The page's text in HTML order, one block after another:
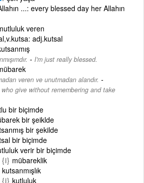
...: every blessed day her Allahın
veren
adj.kutsal
- I'm just really blessed.
veren ve unutmadan alandır. -
give without remembering and take
bir biçimde
bir şeiklde
bir şekilde
bir biçimde
verir bir biçimde
{i} mübareklik
kutsanmışlık
{i} kutluluk